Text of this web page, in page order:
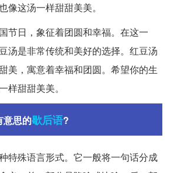
像这汤一样甜甜美美。
节日，象征着团圆和幸福。在这一
汤是非常传统和美好的选择。红豆汤
美，寓意着幸福和团圆。希望你的生
样甜甜美美。
意思的歇后语?
特殊语言形式。它一般将一句话分成